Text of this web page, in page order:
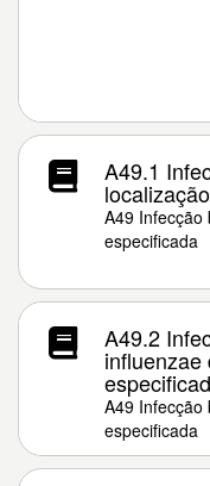
A49.1
A49 Infecção
especificada
A49.2
influenzae
A49 Infecção
especificada